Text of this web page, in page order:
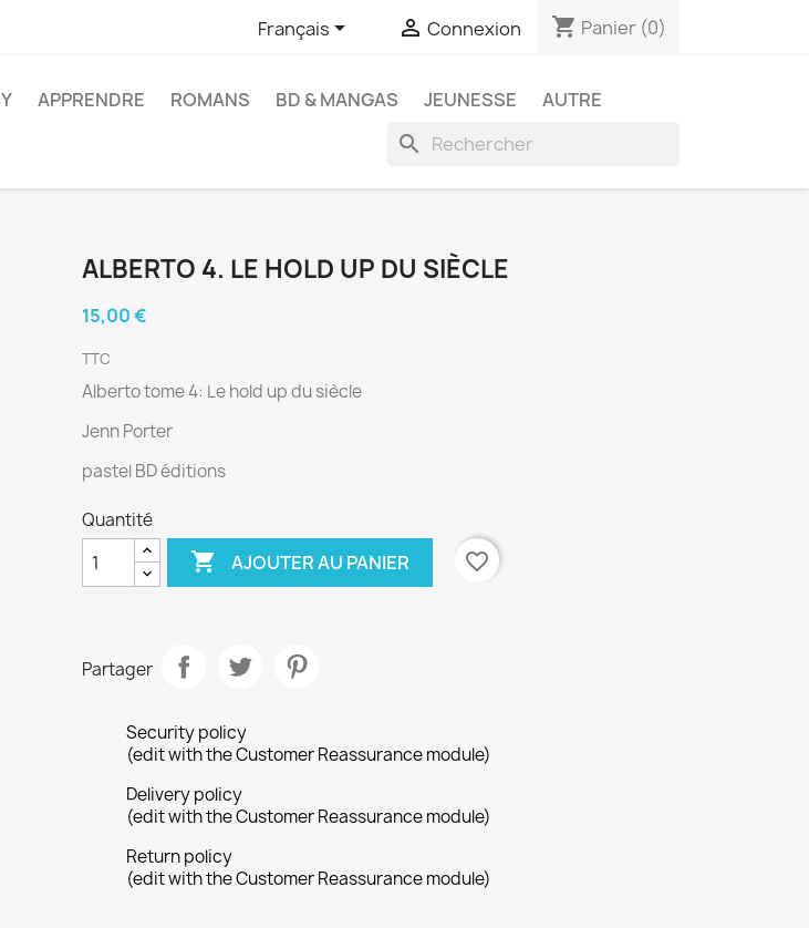
Français  Connexion shopping_cart Panier (0)
APPRENDRE ROMANS BD & MANGAS JEUNESSE AUTRE
search
ALBERTO 4. LE HOLD UP DU SIÈCLE
15,00 €
TTC
Alberto tome 4: Le hold up du siècle
Jenn Porter
pastel BD éditions
Quantité
 AJOUTER AU PANIER favorite_border
Partager
Security policy
(edit with the Customer Reassurance module)
Delivery policy
(edit with the Customer Reassurance module)
Return policy
(edit with the Customer Reassurance module)